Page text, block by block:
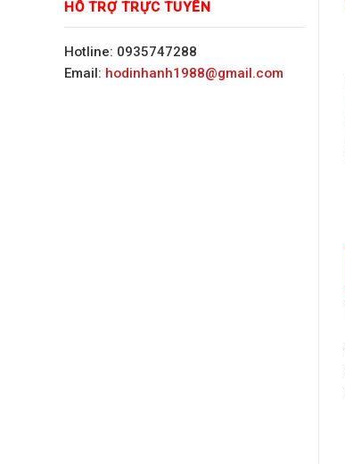
HỖ TRỢ TRỰC TUYẾN
Hotline: 0935747288
Email: hodinhanh1988@gmail.com